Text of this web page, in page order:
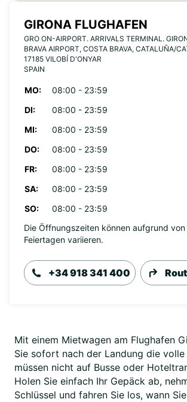
GIRONA FLUGHAFEN
GRO ON-AIRPORT. ARRIVALS TERMINAL.
BRAVA AIRPORT, COSTA BRAVA, CATALUÑA/
17185 VILOBÍ D'ONYAR
SPAIN
MO:
08:00 - 23:59
DI:
08:00 - 23:59
MI:
08:00 - 23:59
DO:
08:00 - 23:59
FR:
08:00 - 23:59
SA:
08:00 - 23:59
SO:
08:00 - 23:59
Die Öffnungszeiten können aufgrund
Feiertagen variieren.
+34 918 341 400
Mit einem Mietwagen am Flughafen
Sie sofort nach der Landung die volle
müssen nicht auf Busse oder
Holen Sie einfach Ihr Gepäck ab,
Schlüssel und fahren Sie los, wann